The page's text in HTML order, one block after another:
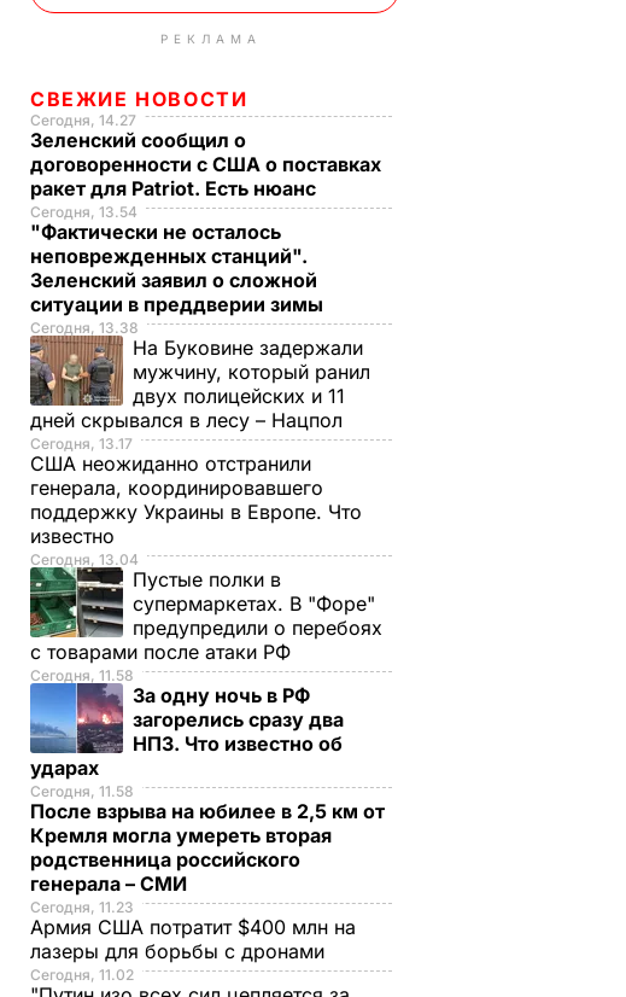
РЕКЛАМА
СВЕЖИЕ НОВОСТИ
Сегодня, 14.27
Зеленский сообщил о
договоренности с США о поставках
ракет для Patriot. Есть нюанс
Сегодня, 13.54
"Фактически не осталось
неповрежденных станций".
Зеленский заявил о сложной
ситуации в преддверии зимы
Сегодня, 13.38
На Буковине задержали
мужчину, который ранил
двух полицейских и 11
дней скрывался в лесу – Нацпол
Сегодня, 13.17
США неожиданно отстранили
генерала, координировавшего
поддержку Украины в Европе. Что
известно
Сегодня, 13.04
Пустые полки в
супермаркетах. В "Форе"
предупредили о перебоях
с товарами после атаки РФ
Сегодня, 11.58
За одну ночь в РФ
загорелись сразу два
НПЗ. Что известно об
ударах
Сегодня, 11.58
После взрыва на юбилее в 2,5 км от
Кремля могла умереть вторая
родственница российского
генерала – СМИ
Сегодня, 11.23
Армия США потратит $400 млн на
лазеры для борьбы с дронами
Сегодня, 11.02